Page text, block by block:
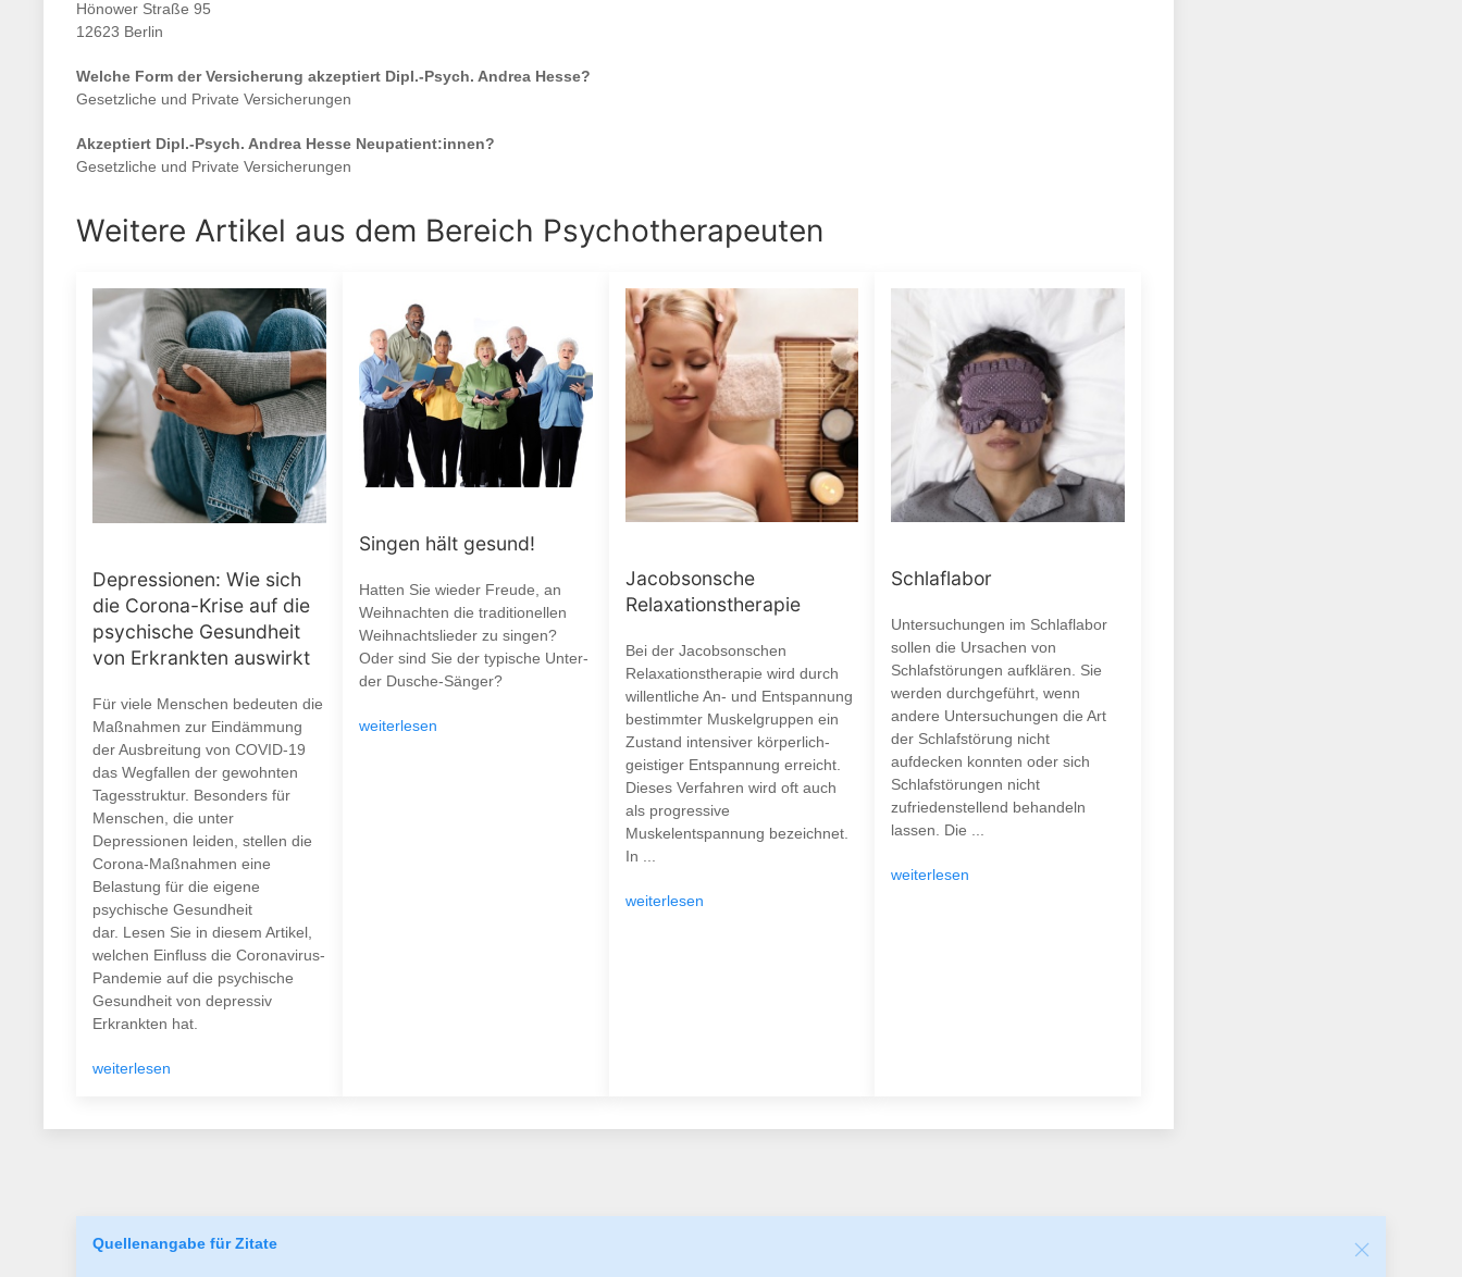
Hönower Straße 95
12623 Berlin
Welche Form der Versicherung akzeptiert Dipl.-Psych. Andrea Hesse?
Gesetzliche und Private Versicherungen
Akzeptiert Dipl.-Psych. Andrea Hesse Neupatient:innen?
Gesetzliche und Private Versicherungen
Weitere Artikel aus dem Bereich Psychotherapeuten
Depressionen: Wie sich
die Corona-Krise auf die
psychische Gesundheit
von Erkrankten auswirkt
Für viele Menschen bedeuten die
Maßnahmen zur Eindämmung
der Ausbreitung von COVID-19
das Wegfallen der gewohnten
Tagesstruktur. Besonders für
Menschen, die unter
Depressionen leiden, stellen die
Corona-Maßnahmen eine
Belastung für die eigene
psychische Gesundheit
dar. Lesen Sie in diesem Artikel,
welchen Einfluss die Coronavirus-
Pandemie auf die psychische
Gesundheit von depressiv
Erkrankten hat.
weiterlesen
Singen hält gesund!
Hatten Sie wieder Freude, an
Weihnachten die traditionellen
Weihnachtslieder zu singen?
Oder sind Sie der typische Unter-
der Dusche-Sänger?
weiterlesen
Jacobsonsche
Relaxationstherapie
Bei der Jacobsonschen
Relaxationstherapie wird durch
willentliche An- und Entspannung
bestimmter Muskelgruppen ein
Zustand intensiver körperlich-
geistiger Entspannung erreicht.
Dieses Verfahren wird oft auch
als progressive
Muskelentspannung bezeichnet.
In ...
weiterlesen
Schlaflabor
Untersuchungen im Schlaflabor
sollen die Ursachen von
Schlafstörungen aufklären. Sie
werden durchgeführt, wenn
andere Untersuchungen die Art
der Schlafstörung nicht
aufdecken konnten oder sich
Schlafstörungen nicht
zufriedenstellend behandeln
lassen. Die ...
weiterlesen
Quellenangabe für Zitate